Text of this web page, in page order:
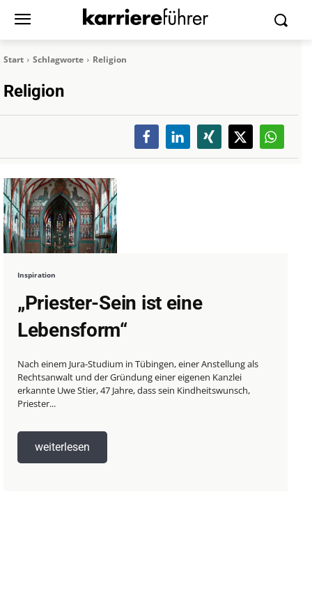
Start Schlagworte Religion
Religion
Inspiration
„Priester-Sein ist eine
Lebensform“
Nach einem Jura-Studium in Tübingen, einer Anstellung als
Rechtsanwalt und der Gründung einer eigenen Kanzlei
erkannte Uwe Stier, 47 Jahre, dass sein Kindheitswunsch,
Priester...
weiterlesen